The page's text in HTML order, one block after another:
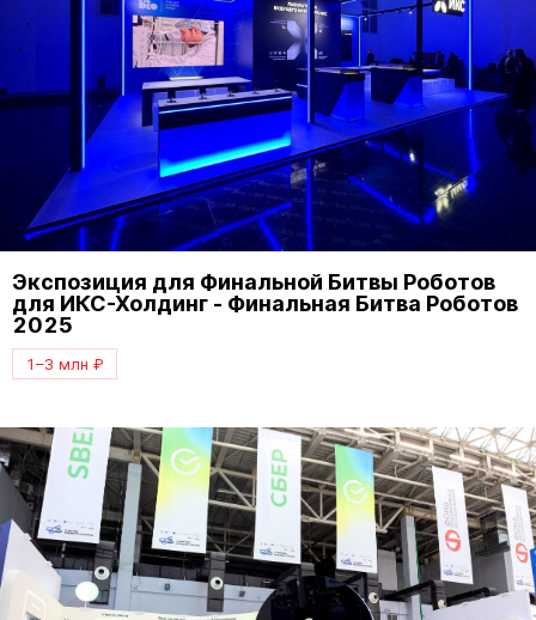
Экспозиция для Финальной Битвы Роботов
для ИКС-Холдинг - Финальная Битва Роботов
2025
1–3 млн ₽